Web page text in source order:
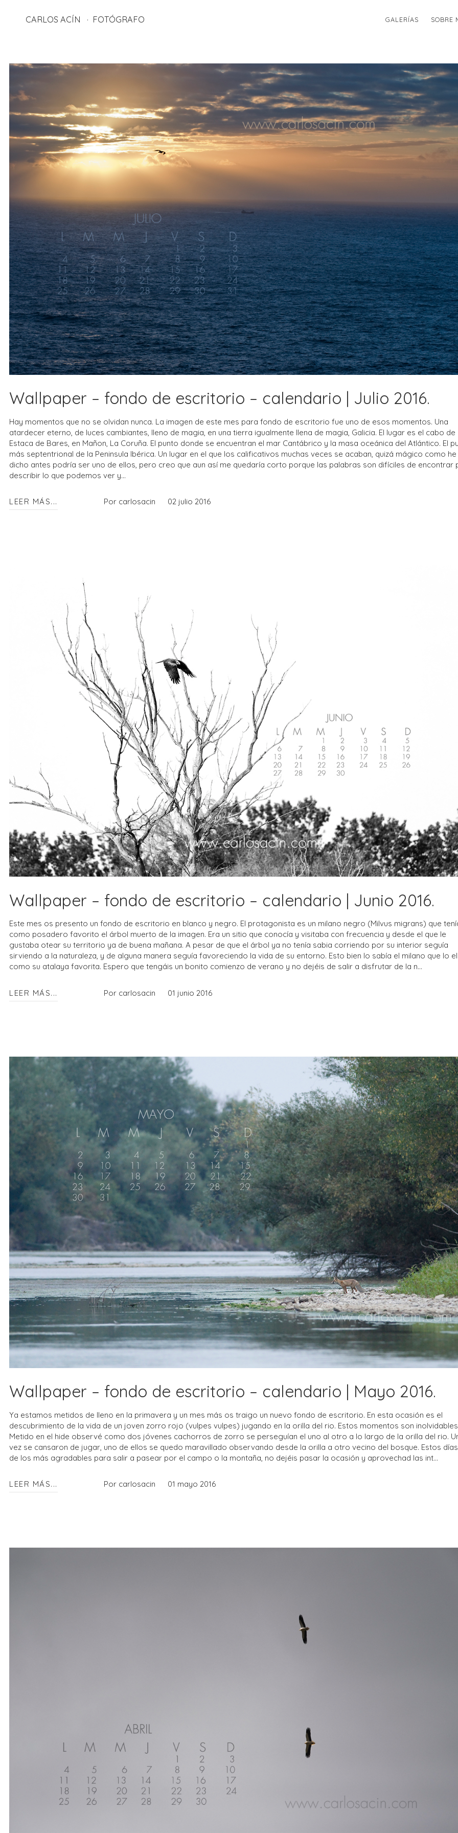
CARLOS ACÍN FOTÓGRAFO GALERÍAS SOBRE
Wallpaper – fondo de escritorio – calendario | Julio 2016.
Hay momentos que no se olvidan nunca. La imagen de este mes para fondo de escritorio fue uno de esos momentos. Una
atardecer eterno, de luces cambiantes, lleno de magia, en una tierra igualmente llena de magia, Galicia. El lugar es el cabo de
Estaca de Bares, en Mañon, La Coruña. El punto donde se encuentran el mar Cantábrico y la masa oceánica del Atlántico. El
más septentrional de la Peninsula Ibérica. Un lugar en el que los calificativos muchas veces se acaban, quizá mágico como he
dicho antes podría ser uno de ellos, pero creo que aun así me quedaría corto porque las palabras son difíciles de encontrar
describir lo que podemos ver y...
LEER MÁS... Por carlosacin 02 julio 2016
Wallpaper – fondo de escritorio – calendario | Junio 2016.
Este mes os presento un fondo de escritorio en blanco y negro. El protagonista es un milano negro (Milvus migrans) que
como posadero favorito el árbol muerto de la imagen. Era un sitio que conocía y visitaba con frecuencia y desde el que le
gustaba otear su territorio ya de buena mañana. A pesar de que el árbol ya no tenía sabia corriendo por su interior seguía
sirviendo a la naturaleza, y de alguna manera seguía favoreciendo la vida de su entorno. Esto bien lo sabía el milano que lo
como su atalaya favorita. Espero que tengáis un bonito comienzo de verano y no dejéis de salir a disfrutar de la n...
LEER MÁS... Por carlosacin 01 junio 2016
Wallpaper – fondo de escritorio – calendario | Mayo 2016.
Ya estamos metidos de lleno en la primavera y un mes más os traigo un nuevo fondo de escritorio. En esta ocasión es el
descubrimiento de la vida de un joven zorro rojo (vulpes vulpes) jugando en la orilla del rio. Estos momentos son
Metido en el hide observé como dos jóvenes cachorros de zorro se perseguían el uno al otro a lo largo de la orilla del rio.
vez se cansaron de jugar, uno de ellos se quedo maravillado observando desde la orilla a otro vecino del bosque. Estos
de los más agradables para salir a pasear por el campo o la montaña, no dejéis pasar la ocasión y aprovechad las int...
LEER MÁS... Por carlosacin 01 mayo 2016